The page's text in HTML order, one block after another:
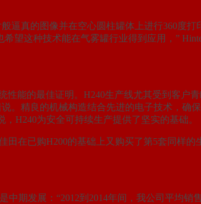
逼真的图像并在空心圆柱罐体上进行360度
望这种技术能在气雾罐行业得到应用，”
能的最佳证明。H240生产线尤其受到客户
。精良的机械构造结合先进的电子技术，
H240为安全可持续生产提供了坚实的基础。
在已购H200的基础上又购买了第5套同样
期发展：“2012到2014年间，我公司平均销